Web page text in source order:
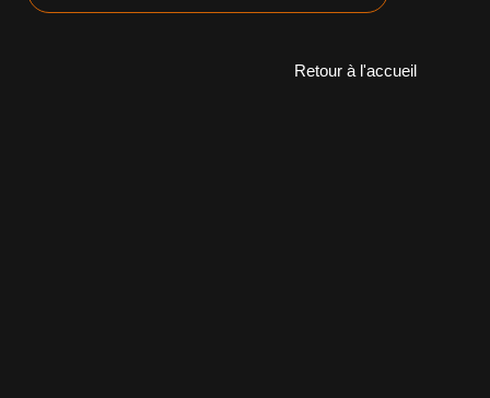
Retour à l'accueil